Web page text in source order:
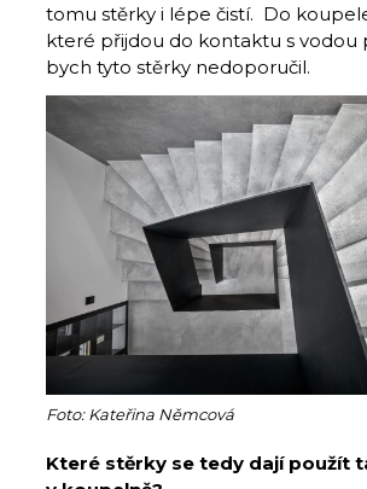
tomu stěrky i lépe čistí. Do
které přijdou do kontaktu s vodou
bych tyto stěrky nedoporučil.
Foto: Kateřina Němcová
Které stěrky se tedy dají použít